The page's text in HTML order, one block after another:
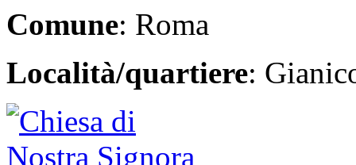
Comune: Roma
Località/quartiere: